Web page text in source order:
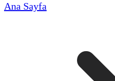
Ana Sayfa